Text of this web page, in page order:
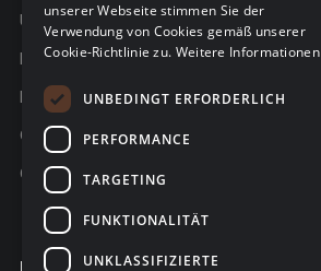
Über C-Risk
Karriere
Partner
C-Risk in den Medien
C-Trust
unserer Webseite stimmen Sie der
Verwendung von Cookies gemäß unserer
Cookie-Richtlinie zu. Weitere Informationen
UNBEDINGT ERFORDERLICH
PERFORMANCE
TARGETING
FUNKTIONALITÄT
UNKLASSIFIZIERTE